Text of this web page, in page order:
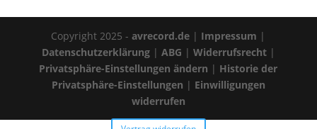
Copyright 2025 -avrecord.de | Impressum |
Datenschutzerklärung| ABG | Widerrufsrecht|
Privatsphäre-Einstellungen ändern | Historie der
Privatsphäre-Einstellungen | Einwilligungen
widerrufen